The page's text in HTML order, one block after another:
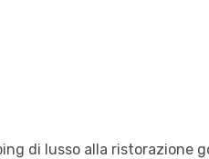
di lusso alla ristorazione